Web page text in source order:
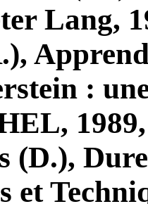
Lang,
:
(D.),
et